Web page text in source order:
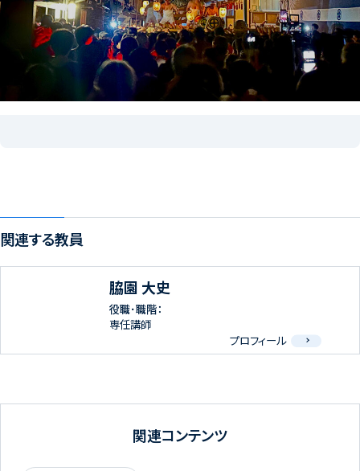
関連する教員
脇園 大史
役職･職階：
専任講師
プロフィール
関連コンテンツ